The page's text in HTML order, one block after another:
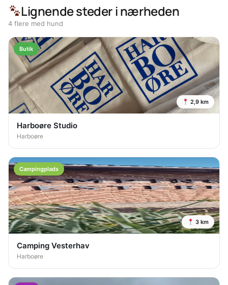
Lignende steder i nærheden
4 flere med hund
Butik
2,9 km
Harboøre Studio
Harboøre
Campingplads
3 km
Camping Vesterhav
Harboøre